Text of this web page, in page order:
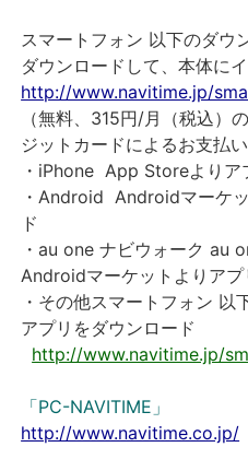
スマートフォン 以下のダウ
ダウンロードして、本体に
http://www.navitime.jp/
（無料、315円/月（税込）
ジットカードによるお支払い
・iPhone App Storeよりア
・Android Androidマーケ
ド
・au one ナビウォーク au
Androidマーケットよりアプ
・その他スマートフォン 以
アプリをダウンロード
http://www.navitime.jp/
「PC-NAVITIME」
http://www.navitime.co.jp/